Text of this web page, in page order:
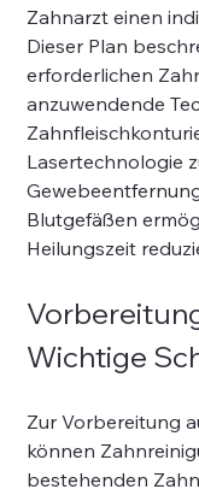
Zahnarzt einen
Dieser Plan
erforderlichen
anzuwendende
Lasertechnologie
Blutgefäßen
Heilungszeit
Wichtige
Zur Vorbereitung
können
bestehenden